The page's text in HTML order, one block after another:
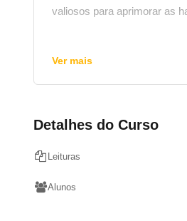
valiosos para aprimorar as
bem como a necessidade
equipes de forma eficaz,
Assim será possível não
compreensão mais
Ver mais
Detalhes do Curso
Leituras
Alunos